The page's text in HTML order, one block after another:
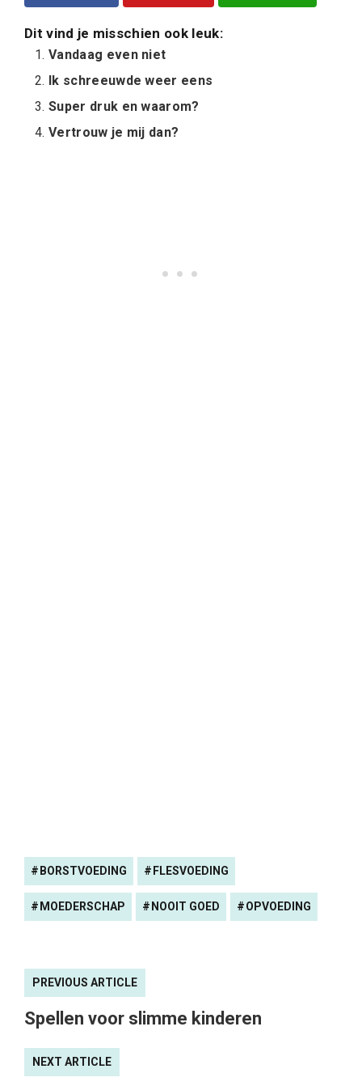
Dit vind je misschien ook leuk:
Vandaag even niet
Ik schreeuwde weer eens
Super druk en waarom?
Vertrouw je mij dan?
BORSTVOEDING FLESVOEDING
MOEDERSCHAP NOOIT GOED OPVOEDING
PREVIOUS ARTICLE
Spellen voor slimme kinderen
NEXT ARTICLE